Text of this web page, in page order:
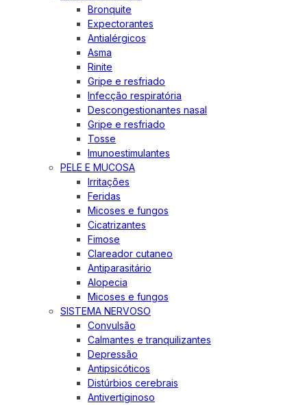
Bronquite
Expectorantes
Antialérgicos
Asma
Rinite
Gripe e resfriado
Infecção respiratória
Descongestionantes nasal
Gripe e resfriado
Tosse
Imunoestimulantes
PELE E MUCOSA
Irritações
Feridas
Micoses e fungos
Cicatrizantes
Fimose
Clareador cutaneo
Antiparasitário
Alopecia
Micoses e fungos
SISTEMA NERVOSO
Convulsão
Calmantes e tranquilizantes
Depressão
Antipsicóticos
Distúrbios cerebrais
Antivertiginoso